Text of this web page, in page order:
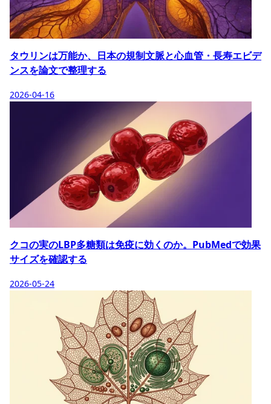
タウリンは万能か、日本の規制文脈と心血管・長寿エビデ
ンスを論文で整理する
2026-04-16
クコの実のLBP多糖類は免疫に効くのか。PubMedで効果
サイズを確認する
2026-05-24